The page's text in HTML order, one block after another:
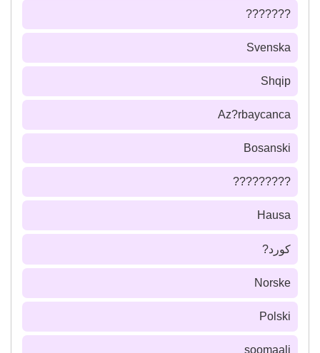
???????
Svenska
Shqip
Az?rbaycanca
Bosanski
?????????
Hausa
كورد?
Norske
Polski
soomaali